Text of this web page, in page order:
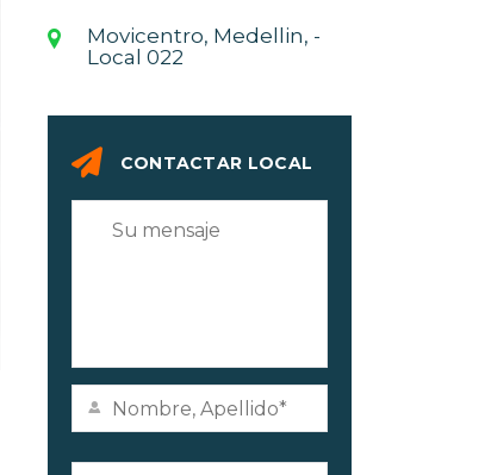
Movicentro, Medellin, -
Local 022
CONTACTAR LOCAL